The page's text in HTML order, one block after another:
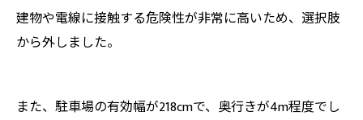
建物や電線に接触する危険性が非常に高いため、選択肢
から外しました。
また、駐車場の有効幅が218cmで、奥行きが4m程度でし